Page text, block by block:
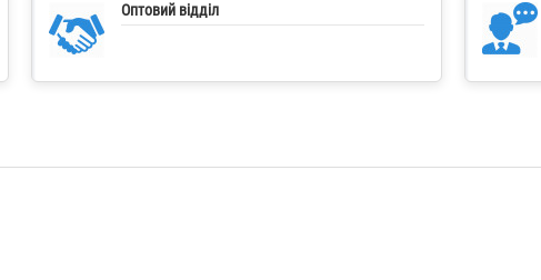
Оптовий відділ